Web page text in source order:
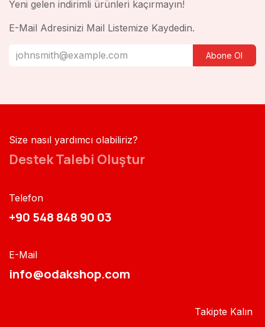
Yeni gelen indirimli ürünleri kaçırmayın!
E-Mail Adresinizi Mail Listemize Kaydedin.
Abone Ol
Size nasıl yardımcı olabiliriz?
Destek Talebi Oluştur
Telefon
+90 548 848 90 03​​
E-Mail
info@odakshop.com​
Takipte Kalın